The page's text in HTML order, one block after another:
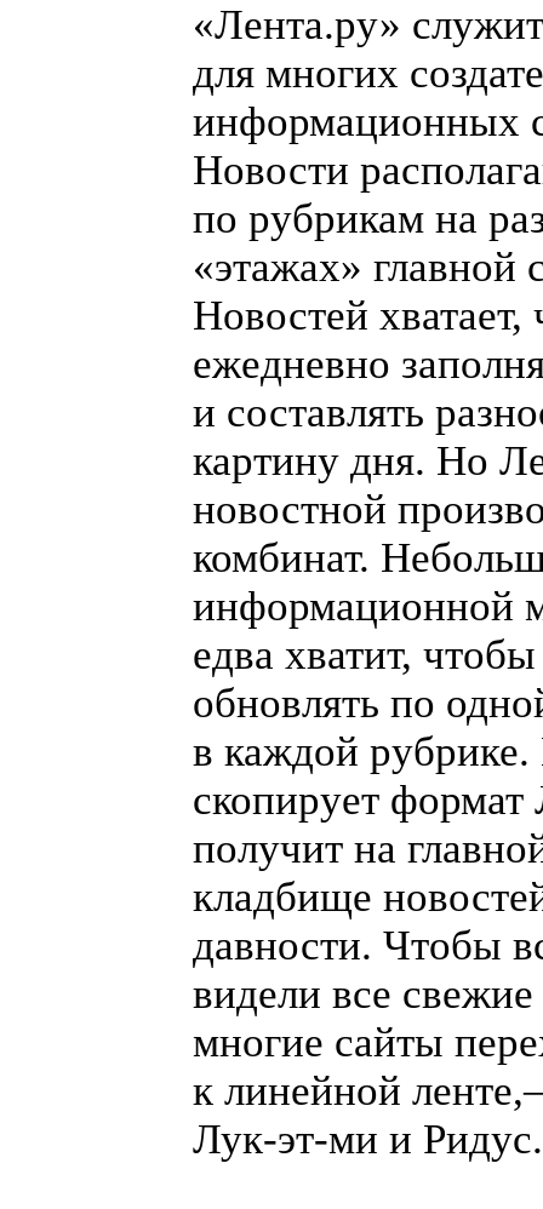
«Лента.ру»
для многих
информационных
Новости
по рубрикам на
«этажах» главной
Новостей хватает,
ежедневно
и составлять
картину дня. Но
новостной
комбинат.
информационной
едва хватит,
обновлять по
в каждой рубрике.
скопирует
получит на
кладбище
давности. Чтобы
видели все
многие сайты
к линейной
Лук-эт-ми и Ридус.